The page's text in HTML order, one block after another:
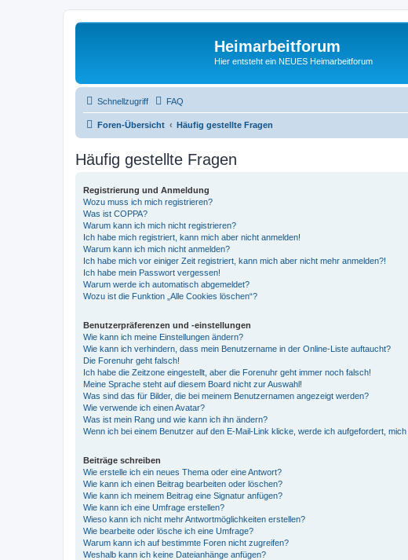
Heimarbeitforum
Hier entsteht ein NEUES Heimarbeitforum
Schnellzugriff FAQ
Foren-Übersicht Häufig gestellte Fragen
Häufig gestellte Fragen
Registrierung und Anmeldung
Wozu muss ich mich registrieren?
Was ist COPPA?
Warum kann ich mich nicht registrieren?
Ich habe mich registriert, kann mich aber nicht anmelden!
Warum kann ich mich nicht anmelden?
Ich habe mich vor einiger Zeit registriert, kann mich aber nicht mehr anmelden?!
Ich habe mein Passwort vergessen!
Warum werde ich automatisch abgemeldet?
Wozu ist die Funktion „Alle Cookies löschen“?
Benutzerpräferenzen und -einstellungen
Wie kann ich meine Einstellungen ändern?
Wie kann ich verhindern, dass mein Benutzername in der Online-Liste auftaucht?
Die Forenuhr geht falsch!
Ich habe die Zeitzone eingestellt, aber die Forenuhr geht immer noch falsch!
Meine Sprache steht auf diesem Board nicht zur Auswahl!
Was sind das für Bilder, die bei meinem Benutzernamen angezeigt werden?
Wie verwende ich einen Avatar?
Was ist mein Rang und wie kann ich ihn ändern?
Wenn ich bei einem Benutzer auf den E-Mail-Link klicke, werde ich aufgefordert, mich
Beiträge schreiben
Wie erstelle ich ein neues Thema oder eine Antwort?
Wie kann ich einen Beitrag bearbeiten oder löschen?
Wie kann ich meinem Beitrag eine Signatur anfügen?
Wie kann ich eine Umfrage erstellen?
Wieso kann ich nicht mehr Antwortmöglichkeiten erstellen?
Wie bearbeite oder lösche ich eine Umfrage?
Warum kann ich auf bestimmte Foren nicht zugreifen?
Weshalb kann ich keine Dateianhänge anfügen?